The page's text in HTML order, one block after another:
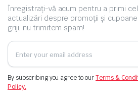
Înregistrați-vă acum pentru a primi
actualizări despre promoții și
griji, nu trimitem spam!
By subscribing you agree to ourTerms &
Policy.